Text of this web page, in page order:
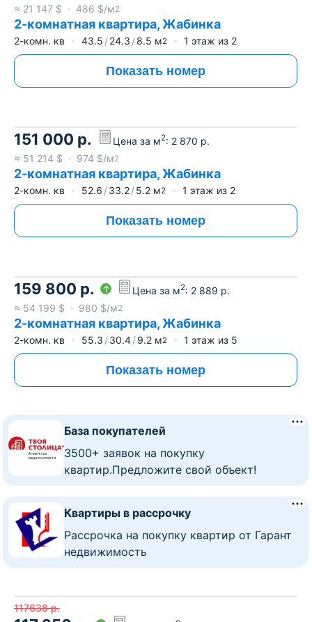
≈ 21 147 $ 486 $/м2
2-комнатная квартира, Жабинка
2-комн. кв 43.5 24.3 8.5 м2 1 этаж из 2
Показать номер
151 000 р. Цена за м2: 2 870 р.
≈ 51 214 $ 974 $/м2
2-комнатная квартира, Жабинка
2-комн. кв 52.6 33.2 5.2 м2 1 этаж из 2
Показать номер
159 800 р. Цена за м2: 2 889 р.
≈ 54 199 $ 980 $/м2
2-комнатная квартира, Жабинка
2-комн. кв 55.3 30.4 9.2 м2 1 этаж из 5
Показать номер
117638 р.
База покупателей
3500+ заявок на покупку
квартир.Предложите свой объект!
Квартиры в рассрочку
Рассрочка на покупку квартир от Гарант
недвижимость